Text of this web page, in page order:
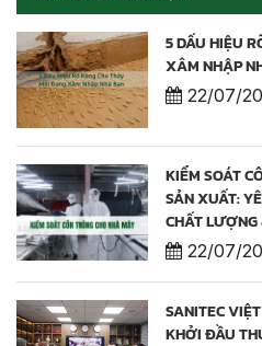
5 DẤU HIỆU
XÂM NHẬP
22/07/
KIỂM SOÁT
SẢN XUẤT:
CHẤT
22/07/
SANITEC
KHỞI ĐẦU